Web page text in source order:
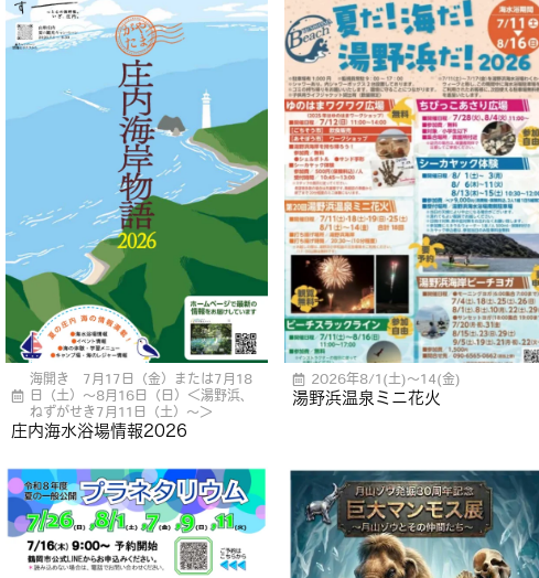
海開き 7月17日（金）または7月18
日（土）〜8月16日（日）＜湯野浜、
ねずがせき7月11日（土）〜＞
庄内海水浴場情報2026
2026年8/1(土)〜14(金)
湯野浜温泉ミニ花火